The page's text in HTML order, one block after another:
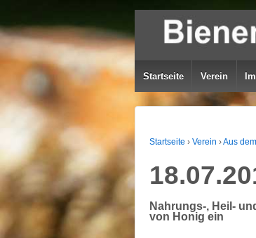
Startseite Verein
Startseite › Verein ›Aus
Nahrungs-, Heil-
von Honig ein